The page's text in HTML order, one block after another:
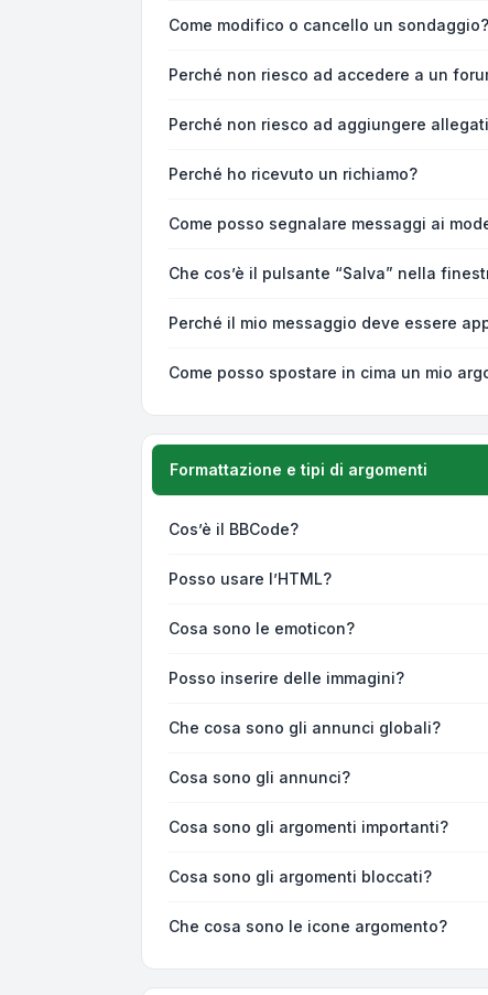
Come modifico o cancello un sondaggio?
Perché non riesco ad accedere a un
Perché non riesco ad aggiungere
Perché ho ricevuto un richiamo?
Come posso segnalare messaggi ai
Che cos’è il pulsante “Salva” nella
Perché il mio messaggio deve essere
Come posso spostare in cima un mio
Formattazione e tipi di argomenti
Cos’è il BBCode?
Posso usare l’HTML?
Cosa sono le emoticon?
Posso inserire delle immagini?
Che cosa sono gli annunci globali?
Cosa sono gli annunci?
Cosa sono gli argomenti importanti?
Cosa sono gli argomenti bloccati?
Che cosa sono le icone argomento?